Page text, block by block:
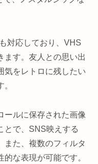
対応しており、VHS
ます。友人との思い出
気をレトロに残したい
ールに保存された画像
とで、SNS映えする
また、複数のフィルタ
な表現が可能です。